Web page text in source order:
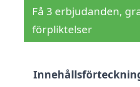
Få 3 erbjudanden,
förpliktelser